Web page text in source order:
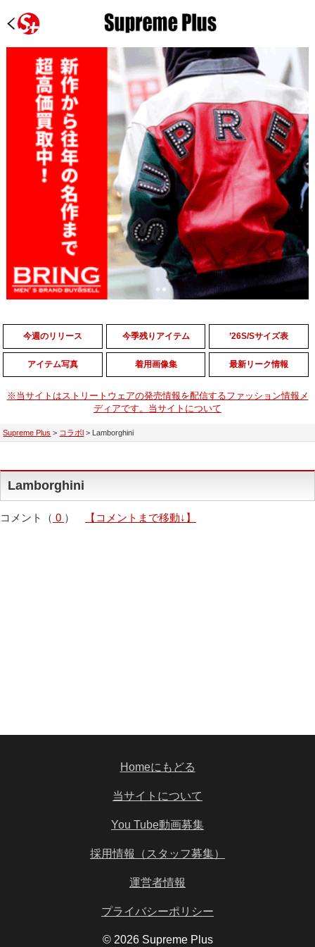
今週のリリース 今季残りアイテム ’26S/Sサイズ表
アイテム写真 着用画像集 最新リーク情報
※当サイトはストリートウェアの発売情報を配信するファッション情報メ
ディアです。当サイトについて
Supreme Plus > コラボl > Lamborghini
Lamborghini
コメント（ 0 ） 【コメントまで移動↓】
Homeにもどる
当サイトについて
You Tube動画募集
採用情報（スタッフ募集）
運営者情報
プライバシーポリシー
© 2026 Supreme Plus